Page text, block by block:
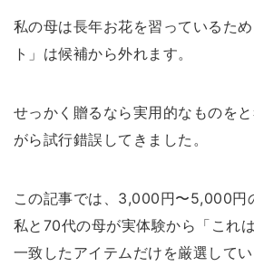
マタニティ レッグウォーマー
旅行 靴下
私の母は長年お花を習っているた
ト」は候補から外れます。
せっかく贈るなら実用的なものを
がら試行錯誤してきました。
この記事では、3,000円〜5,000円
私と70代の母が実体験から「これ
一致したアイテムだけを厳選してい